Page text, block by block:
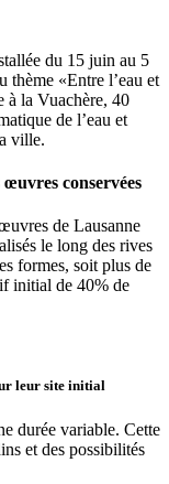
du 15 juin au 5
thème «Entre l’eau et
à la Vuachère, 40
de l’eau et
ville.
conservées
de Lausanne
le long des rives
formes, soit plus de
initial de 40% de
leur site initial
durée variable. Cette
et des possibilités